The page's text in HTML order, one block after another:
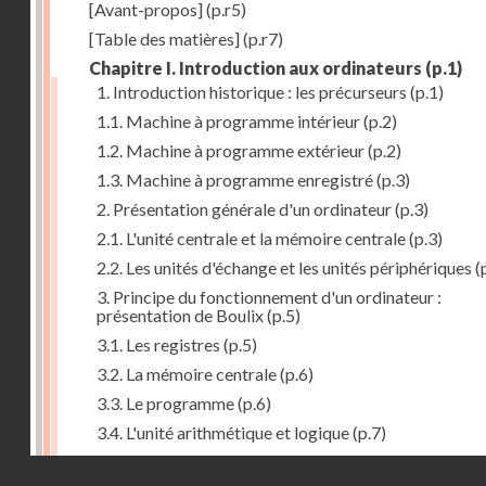
[Avant-propos](p.r5)
[Table des matières](p.r7)
Chapitre I. Introduction aux ordinateurs (p.1)
1. Introduction historique : les précurseurs (p.1)
1.1. Machine à programme intérieur(p.2)
1.2. Machine à programme extérieur(p.2)
1.3. Machine à programme enregistré(p.3)
2. Présentation générale d'un ordinateur(p.3)
2.1. L'unité centrale et la mémoire centrale(p.3)
2.2. Les unités d'échange et les unités périphériques
3. Principe du fonctionnement d'un ordinateur :
présentation de Boulix(p.5)
3.1. Les registres (p.5)
3.2. La mémoire centrale(p.6)
3.3. Le programme(p.6)
3.4. L'unité arithmétique et logique(p.7)
3.5. L'unité de contrôle(p.8)